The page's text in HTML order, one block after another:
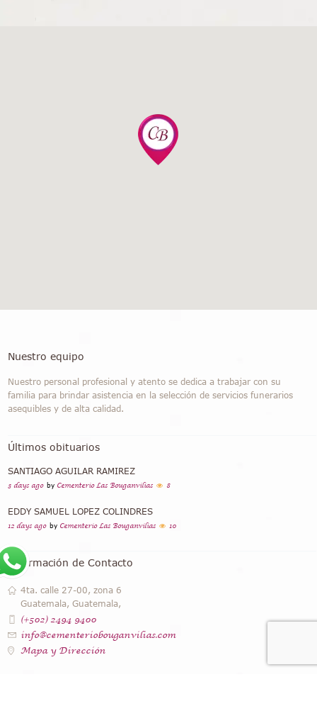
Nuestro equipo
Nuestro personal profesional y atento se dedica a trabajar con su
familia para brindar asistencia en la selección de servicios funerarios
asequibles y de alta calidad.
Últimos obituarios
SANTIAGO AGUILAR RAMIREZ
3 days ago by Cementerio Las Bouganvilias 8
EDDY SAMUEL LOPEZ COLINDRES
12 days ago by Cementerio Las Bouganvilias 10
Información de Contacto
4ta. calle 27-00, zona 6
Guatemala, Guatemala,
(+502) 2494 9400
info@cementeriobouganvilias.com
Mapa y Dirección